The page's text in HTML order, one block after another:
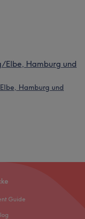
Elbe, Hamburg und
Hamburg und
Guide